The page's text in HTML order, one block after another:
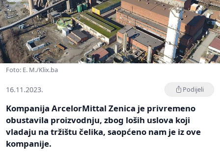
Foto: E. M./Klix.ba
16.11.2023. Podijeli
Kompanija ArcelorMittal Zenica je privremeno
obustavila proizvodnju, zbog loših uslova koji
vladaju na tržištu čelika, saopćeno nam je iz ove
kompanije.